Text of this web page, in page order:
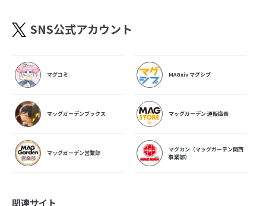
SNS公式アカウント
マグコミ MAGxiv マグシブ
マッグガーデンブックス マッグガーデン 通販店長
マッグガーデン営業部
マグカン（マッグガーデン関西
事業部）
関連サイト